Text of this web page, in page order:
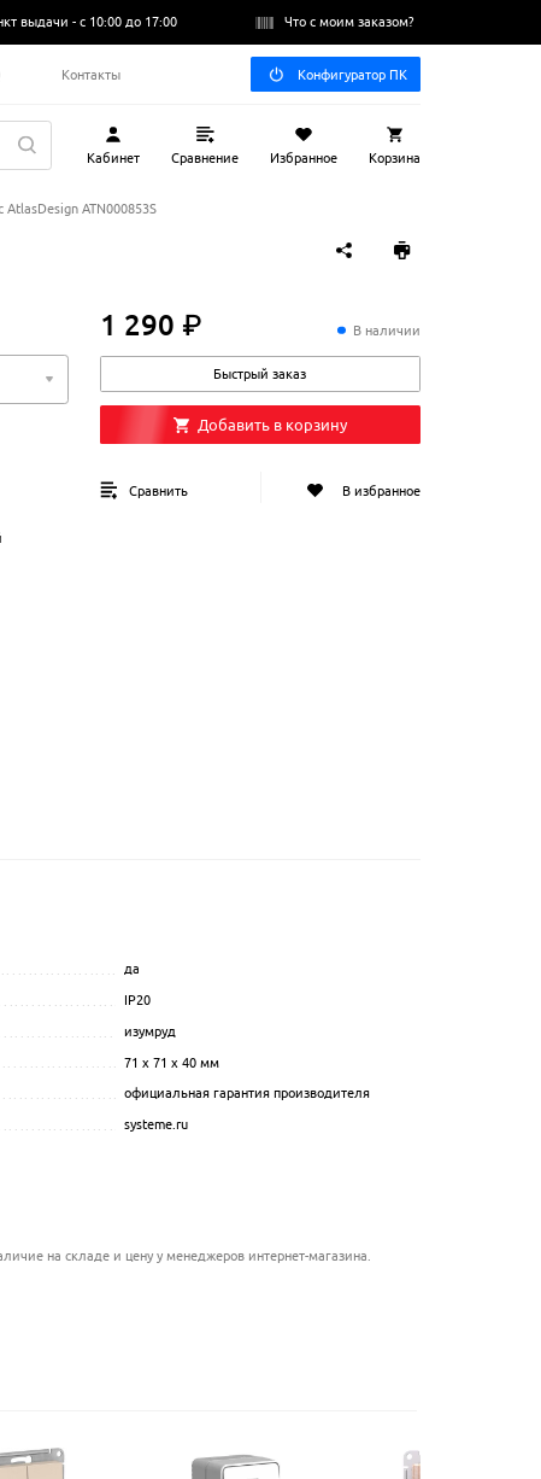
выдачи -с 10:00 до 17:00 Что с моим заказом?
Контакты Конфигуратор ПК
Кабинет Сравнение Избранное Корзина
ATN000853S
1 290 ₽1 290 ₽ В наличии
Быстрый заказ
Добавить в корзину
Сравнить В избранное
да
IP20
изумруд
71 x 71 x 40 мм
официальная гарантия производителя
systeme.ru
на складе и цену у менеджеров интернет-магазина.